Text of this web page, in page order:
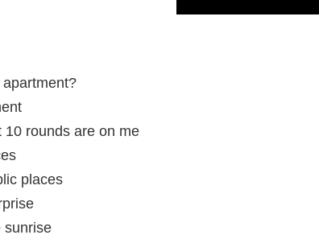
10 rounds are on me
places
sunrise